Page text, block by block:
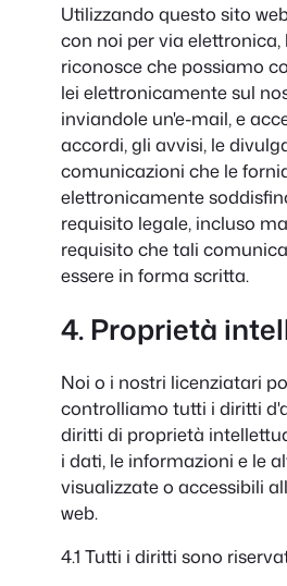
Utilizzando questo sito
con noi per via elettronica,
riconosce che possiamo
lei elettronicamente sul
inviandole un'e-mail, e
accordi, gli avvisi, le
comunicazioni che le
elettronicamente
requisito legale, incluso
requisito che tali
essere in forma scritta.
4. Proprietà
Noi o i nostri licenziatari
controlliamo tutti i diritti
diritti di proprietà
i dati, le informazioni e le
visualizzate o accessibili
web.
4.1 Tutti i diritti sono